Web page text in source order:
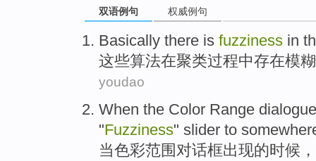
双语例句 权威例句
Basically there is fuzziness in
这些算法在聚类过程中存在模
youdao
When the Color Range dialogue
"Fuzziness" slider to
当色彩范围对话框出现的时候，